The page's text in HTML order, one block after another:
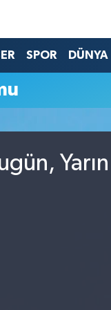
SPOR DÜNYA